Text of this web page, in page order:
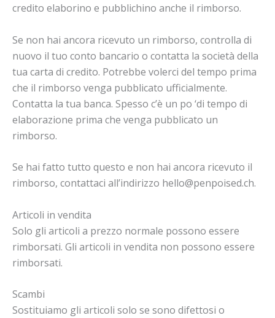
credito elaborino e pubblichino anche il rimborso.
Se non hai ancora ricevuto un rimborso, controlla di
nuovo il tuo conto bancario o contatta la società della
tua carta di credito. Potrebbe volerci del tempo prima
che il rimborso venga pubblicato ufficialmente.
Contatta la tua banca. Spesso c’è un po ‘di tempo di
elaborazione prima che venga pubblicato un
rimborso.
Se hai fatto tutto questo e non hai ancora ricevuto il
rimborso, contattaci all’indirizzo hello@penpoised.ch.
Articoli in vendita
Solo gli articoli a prezzo normale possono essere
rimborsati. Gli articoli in vendita non possono essere
rimborsati.
Scambi
Sostituiamo gli articoli solo se sono difettosi o